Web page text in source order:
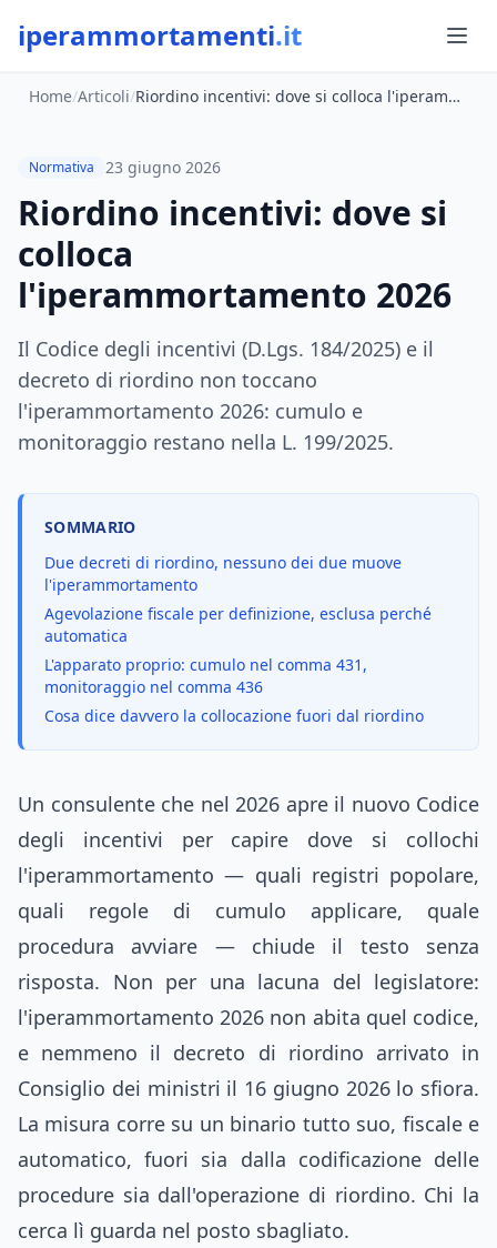
iperammortamenti.it
Home/Articoli/ Riordino incentivi: dove si colloca l'iperammortamento 2026
Normativa 23 giugno 2026
Riordino incentivi: dove si
colloca
l'iperammortamento 2026
Il Codice degli incentivi (D.Lgs. 184/2025) e il
decreto di riordino non toccano
l'iperammortamento 2026: cumulo e
monitoraggio restano nella L. 199/2025.
SOMMARIO
Due decreti di riordino, nessuno dei due muove
l'iperammortamento
Agevolazione fiscale per definizione, esclusa perché
automatica
L'apparato proprio: cumulo nel comma 431,
monitoraggio nel comma 436
Cosa dice davvero la collocazione fuori dal riordino
Un consulente che nel 2026 apre il nuovo Codice
degli incentivi per capire dove si collochi
l'iperammortamento — quali registri popolare,
quali regole di cumulo applicare, quale
procedura avviare — chiude il testo senza
risposta. Non per una lacuna del legislatore:
l'iperammortamento 2026 non abita quel codice,
e nemmeno il decreto di riordino arrivato in
Consiglio dei ministri il 16 giugno 2026 lo sfiora.
La misura corre su un binario tutto suo, fiscale e
automatico, fuori sia dalla codificazione delle
procedure sia dall'operazione di riordino. Chi la
cerca lì guarda nel posto sbagliato.